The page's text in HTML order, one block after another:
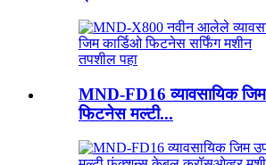
तपशील पहा
MND-FD16 व्यावसायिक
फिटनेस मल्टी...